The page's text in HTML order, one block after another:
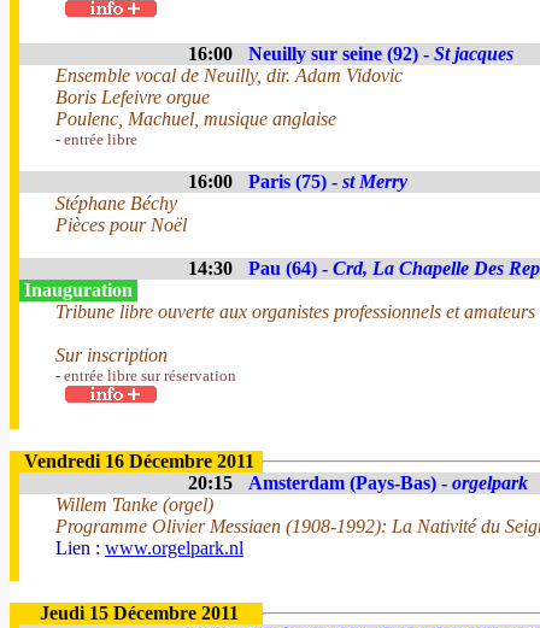
16:00 Neuilly sur seine (92) - St jacques
Ensemble vocal de Neuilly, dir. Adam Vidovic
Boris Lefeivre orgue
Poulenc, Machuel, musique anglaise
- entrée libre
16:00 Paris (75) - st Merry
Stéphane Béchy
Pièces pour Noël
14:30 Pau (64) - Crd, La Chapelle Des
Inauguration
Tribune libre ouverte aux organistes professionnels et amateurs
Sur inscription
- entrée libre sur réservation
Vendredi 16 Décembre 2011
20:15
Amsterdam (Pays-Bas) - orgelpark
Willem Tanke (orgel)
Programme Olivier Messiaen (1908-1992): La Nativité du
Lien : www.orgelpark.nl
Jeudi 15 Décembre 2011